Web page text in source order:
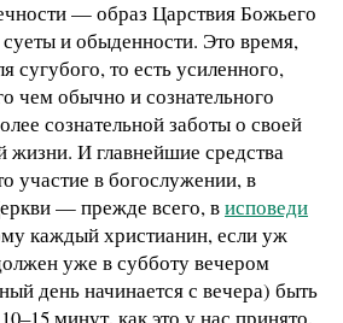
— образ Царствия Божьего
и обыденности. Это время,
сугубого, то есть усиленного,
чем обычно и сознательного
сознательной заботы о своей
жизни. И главнейшие средства
участие в богослужении, в
— прежде всего, висповеди
каждый христианин, если уж
уже в субботу вечером
день начинается с вечера) быть
минут, как это у нас принято,